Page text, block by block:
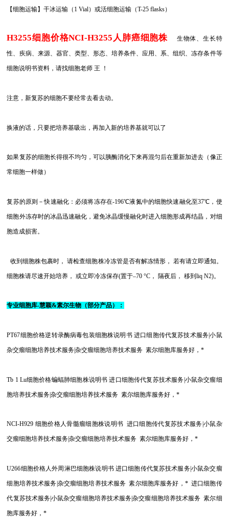
【细胞运输】干冰运输（1 Vial）或活细胞运输（T-25 flasks）
H3255细胞价格NCI-H3255人肺癌细胞株 生物体、生长特
性、疾病、来源、器官、类型、形态、培养条件、应用、系、组织、冻存条件等
细胞说明书资料，请找细胞老师 王 ！
注意，新复苏的细胞不要经常去看去动。
换液的话，只要把培养基吸出，再加入新的培养基就可以了
如果复苏的细胞长得很不均匀，可以胰酶消化下来再混匀后在重新加进去（像正
常细胞一样做）
复苏的原则－快速融化：必须将冻存在-196℃液氮中的细胞快速融化至37℃，使
细胞外冻存时的冰晶迅速融化，避免冰晶缓慢融化时进入细胞形成再结晶，对细
胞造成损害。
收到细胞株包裹时， 请检查细胞株冷冻管是否有解冻情形， 若有请立即通知。
细胞株请尽速开始培养， 或立即冷冻保存(置于–70 °C， 隔夜后， 移到liq N2)。
专业细胞库-慧颖&素尔生物（部分产品）：
PT67细胞价格逆转录酶病毒包装细胞株说明书 进口细胞传代复苏技术服务|小鼠
杂交瘤细胞培养技术服务|杂交瘤细胞培养技术服务 素尔细胞库服务好，*
Tb 1 Lu细胞价格蝙蝠肺细胞株说明书 进口细胞传代复苏技术服务|小鼠杂交瘤细
胞培养技术服务|杂交瘤细胞培养技术服务 素尔细胞库服务好，*
NCI-H929 细胞价格人骨髓瘤细胞株说明书 进口细胞传代复苏技术服务|小鼠杂
交瘤细胞培养技术服务|杂交瘤细胞培养技术服务 素尔细胞库服务好，*
U266细胞价格人外周淋巴细胞株说明书 进口细胞传代复苏技术服务|小鼠杂交瘤
细胞培养技术服务|杂交瘤细胞培养技术服务 素尔细胞库服务好，* 进口细胞传
代复苏技术服务|小鼠杂交瘤细胞培养技术服务|杂交瘤细胞培养技术服务 素尔细
胞库服务好，*